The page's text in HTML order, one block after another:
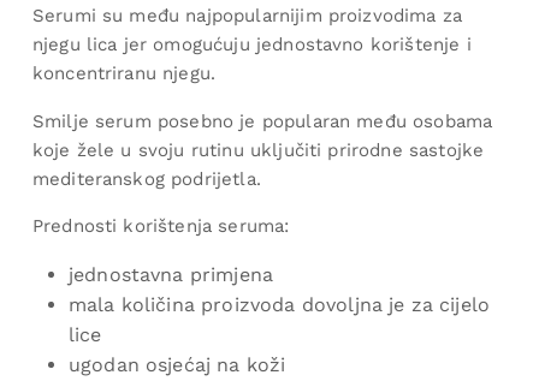
Serumi su među najpopularnijim proizvodima za
njegu lica jer omogućuju jednostavno korištenje i
koncentriranu njegu.
Smilje serum posebno je popularan među osobama
koje žele u svoju rutinu uključiti prirodne sastojke
mediteranskog podrijetla.
Prednosti korištenja seruma:
jednostavna primjena
mala količina proizvoda dovoljna je za cijelo
lice
ugodan osjećaj na koži